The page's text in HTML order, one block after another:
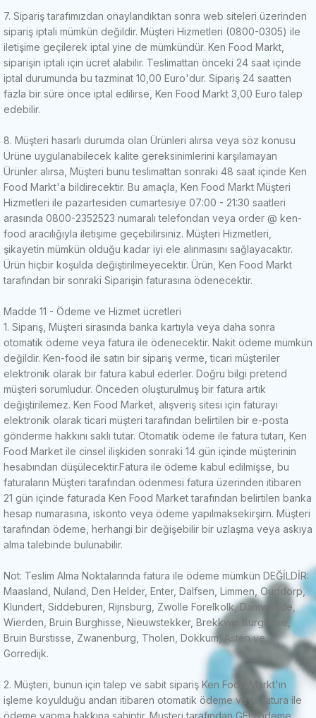
7. Sipariş tarafımızdan onaylandıktan sonra web siteleri üzerinden
sipariş iptali mümkün değildir. Müşteri Hizmetleri (0800-0305) ile
iletişime geçilerek iptal yine de mümkündür. Ken Food Markt,
siparişin iptali için ücret alabilir. Teslimattan önceki 24 saat içinde
iptal durumunda bu tazminat 10,00 Euro'dur. Sipariş 24 saatten
fazla bir süre önce iptal edilirse, Ken Food Markt 3,00 Euro talep
edebilir.
8. Müşteri hasarlı durumda olan Ürünleri alırsa veya söz konusu
Ürüne uygulanabilecek kalite gereksinimlerini karşılamayan
Ürünler alırsa, Müşteri bunu teslimattan sonraki 48 saat içinde Ken
Food Markt'a bildirecektir. Bu amaçla, Ken Food Markt Müşteri
Hizmetleri ile pazartesiden cumartesiye 07:00 - 21:30 saatleri
arasında 0800-2352523 numaralı telefondan veya order @ ken-
food aracılığıyla iletişime geçebilirsiniz. Müşteri Hizmetleri,
şikayetin mümkün olduğu kadar iyi ele alınmasını sağlayacaktır.
Ürün hiçbir koşulda değiştirilmeyecektir. Ürün, Ken Food Markt
tarafından bir sonraki Siparişin faturasına ödenecektir.
Madde 11 - Ödeme ve Hizmet ücretleri
1. Sipariş, Müşteri sirasında banka kartıyla veya daha sonra
otomatik ödeme veya fatura ile ödenecektir. Nakit ödeme mümkün
değildir. Ken-food ile satın bir sipariş verme, ticari müşteriler
elektronik olarak bir fatura kabul ederler. Doğru bilgi pretend
müşteri sorumludur. Önceden oluşturulmuş bir fatura artık
değiştirilemez. Ken Food Market, alışveriş sitesi için faturayı
elektronik olarak ticari müşteri tarafından belirtilen bir e-posta
gönderme hakkını saklı tutar. Otomatik ödeme ile fatura tutarı, Ken
Food Market ile cinsel ilişkiden sonraki 14 gün içinde müşterinin
hesabından düşülecektir.Fatura ile ödeme kabul edilmişse, bu
faturaların Müşteri tarafından ödenmesi fatura üzerinden itibaren
21 gün içinde faturada Ken Food Market tarafından belirtilen banka
hesap numarasına, iskonto veya ödeme yapılmaksekirşirn. Müşteri
tarafından ödeme, herhangi bir değişebilir bir uzlaşma veya askıya
alma talebinde bulunabilir.
Not: Teslim Alma Noktalarında fatura ile ödeme mümkün DEĞİLDİR:
Maasland, Nuland, Den Helder, Enter, Dalfsen, Limmen, Ouddorp,
Klundert, Siddeburen, Rijnsburg, Zwolle Forelkolk, Damwoude,
Wierden, Bruin Burghisse, Nieuwstekker, Brekkwin Burghisse,
Bruin Burstisse, Zwanenburg, Tholen, Dokkum, Asten ve
Gorredijk.
2. Müşteri, bunun için talep ve sabit sipariş Ken Food Markt'ın
işleme koyulduğu andan itibaren otomatik ödeme veya fatura ile
ödeme yapma hakkına sahiptir. Musteri tarafından GEC ödeme